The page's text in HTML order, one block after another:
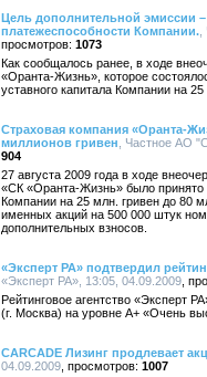
Цель дополнительной эмиссии
платежеспособности Компании.
1073
Как сообщалось ранее, в ходе
«Оранта-Жизнь», которое
уставного капитала Компании на
Страховая компания «Оранта-
миллионов гривен , Частное АО
904
27 августа 2009 года в ходе
«СК «Оранта-Жизнь» было принято
Компании на 25 млн. гривен до 80
именных акций на 500 000 штук
дополнительных взносов.
«Эксперт РА» подтвердил
«Эксперт РА», 13:05, 04.09.2009
Рейтинговое агентство «Эксперт
(г. Москва) на уровне А+ «Очень
CARCADE Лизинг продлевает
04.09.2009
1007